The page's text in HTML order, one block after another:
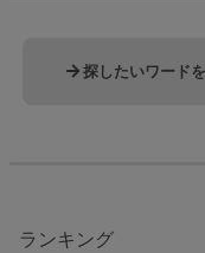
ランキング